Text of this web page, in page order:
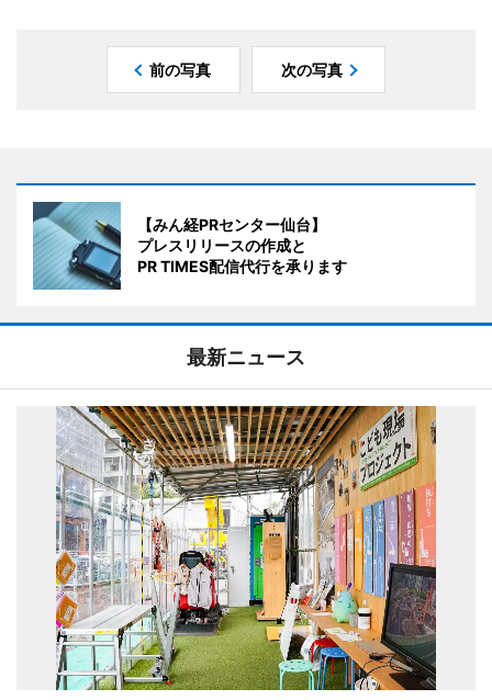
前の写真 次の写真
【みん経PRセンター仙台】
プレスリリースの作成と
PR TIMES配信代行を承ります
最新ニュース